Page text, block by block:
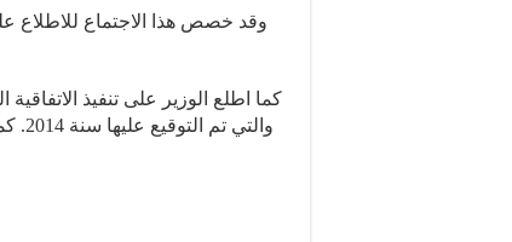
وقد خصص هذا الاجتماع للاطلاع
كما اطلع الوزير على تنفيذ